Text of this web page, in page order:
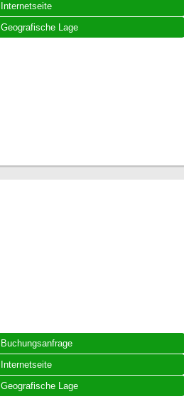
Internetseite
Geografische Lage
Buchungsanfrage
Internetseite
Geografische Lage